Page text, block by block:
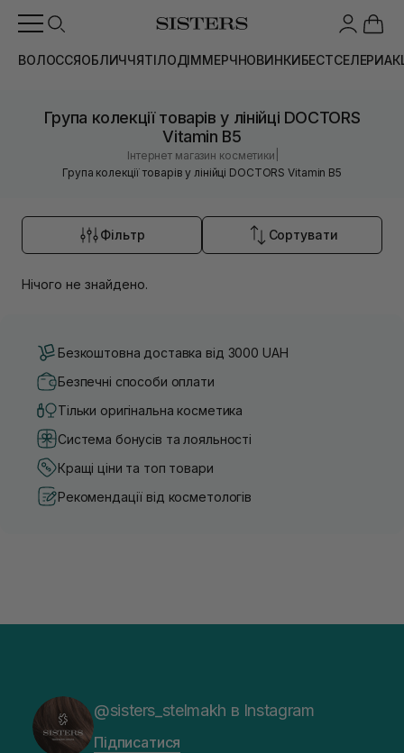
ВОЛОССЯОБЛИЧЧЯТІЛОДІММЕРЧНОВИНКИБЕСТСЕЛЕРИ
Група колекції товарів у лінійці DOCTORS
Vitamin B5
Інтернет магазин косметики
Група колекції товарів у лінійці DOCTORS Vitamin B5
Фільтр Сортувати
Нічого не знайдено.
Безкоштовна доставка від 3000 UAH
Безпечні способи оплати
Тільки оригінальна косметика
Система бонусів та лояльності
Кращі ціни та топ товари
Рекомендації від косметологів
@sisters_stelmakh в Instagram
Підписатися